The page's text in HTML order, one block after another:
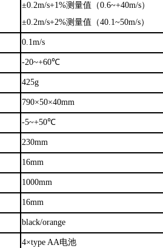
±0.2m/s+1%测量值 （0.6~+40m/s）
±0.2m/s+2%测量值 （40.1~50m/s）
0.1m/s
-20~+60℃
425g
790×50×40mm
-5~+50℃
230mm
16mm
1000mm
16mm
black/orange
4×type AA电池